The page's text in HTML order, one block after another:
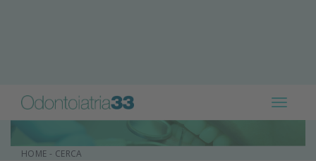
Toggle
HOME - CERCA